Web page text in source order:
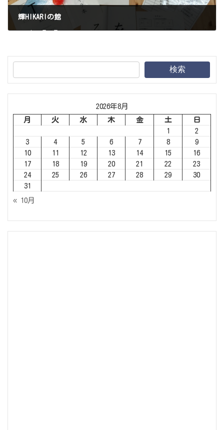
輝HIKARIの館
2024年12月22日
検索
2026年8月
月
火 水 木 金 土
日
1
2
3
4 5 6 7 8
9
10
11 12 13 14 15
16
17
18 19 20 21 22
23
24
25 26 27 28 29
30
31
« 10月